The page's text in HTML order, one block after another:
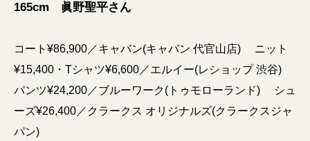
165cm 眞野聖平さん
コート¥86,900／キャバン(キャバン 代官山店) ニット
¥15,400・Tシャツ¥6,600／エルイー(レショップ 渋谷)
パンツ¥24,200／ブルーワーク(トゥモローランド) シュ
ーズ¥26,400／クラークス オリジナルズ(クラークスジャ
パン)